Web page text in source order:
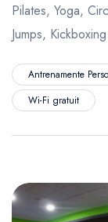
Pilates, Yoga,
Jumps,
Antrenamente
Wi-Fi gratuit